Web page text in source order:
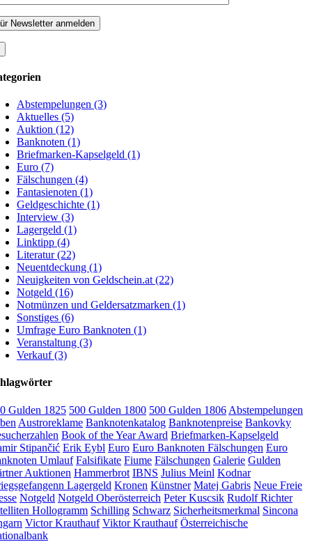
Abstempelungen (3)
Aktuelles (5)
Auktion (12)
Banknoten (1)
Briefmarken-Kapselgeld (1)
Euro (7)
Fälschungen (4)
Fantasienoten (1)
Geldgeschichte (1)
Interview (3)
Lagergeld (1)
Linktipp (4)
Literatur (22)
Neuentdeckung (1)
Neuigkeiten von Geldschein.at (22)
Notgeld (16)
Notmünzen und Geldersatzmarken (1)
Sonstiges (6)
Umfrage Euro Banknoten (1)
Veranstaltung (3)
Verkauf (3)
Gulden 1825 500 Gulden 1800 500 Gulden 1806 Abstempelungen
Austroreklame Banknotenkatalog Banknotenpreise Bankovky
Book of the Year Award Briefmarken-Kapselgeld
Stipančić Erik Eybl Euro Euro Banknoten Fälschungen Euro
Umlauf Falsifikate Fiume Fälschungen Galerie Gulden
Auktionen Hammerbrot IBNS Julius Meinl Kodnar
Lagergeld Kronen Künstner Matej Gabris Neue Freie
Notgeld Notgeld Oberösterreich Peter Kuscsik Rudolf Richter
Hollogramm Schilling Schwarz Sicherheitsmerkmal Sincona
Victor Krauthauf Viktor Krauthauf Österreichische